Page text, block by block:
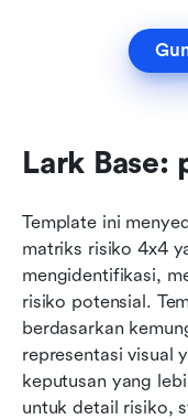
Lark Base:
Template ini
matriks risiko 4x4
mengidentifikasi,
risiko potensial.
berdasarkan
representasi visual
keputusan yang
untuk detail risiko,